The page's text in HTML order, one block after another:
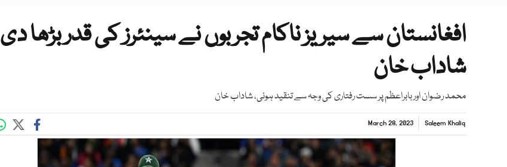
افغانستان سے سیریز ناکام تجربوں نے سینئرز کی قدر بڑھا دی
شاداب خان
محمد رضوان اور بابراعظم پر سست رفتاری کی وجہ سے تنقید ہوئی، شاداب خان
Saleem Khaliq
March 28, 2023